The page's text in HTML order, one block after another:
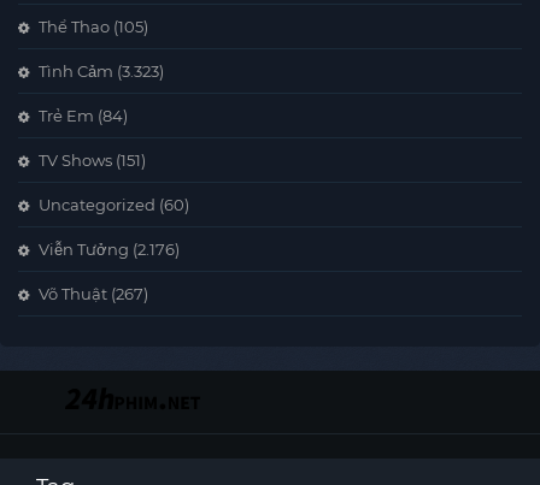
Thể Thao (105)
Tình Cảm (3.323)
Trẻ Em (84)
TV Shows (151)
Uncategorized (60)
Viễn Tưởng (2.176)
Võ Thuật (267)